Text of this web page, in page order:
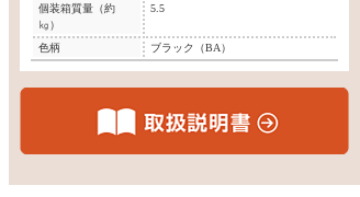
個装箱質量（約
㎏）
5.5
色柄 ブラック（BA）